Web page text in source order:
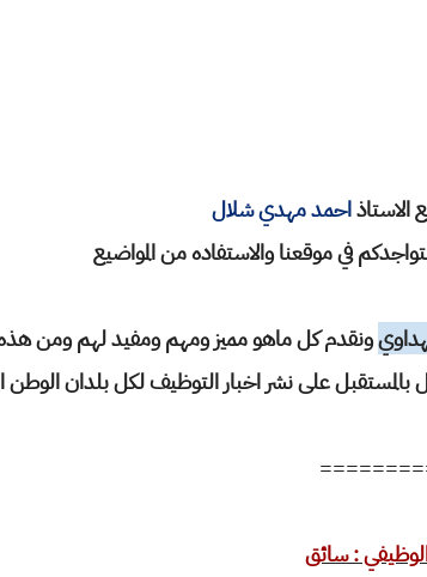
الاستاذاحمد مهدي شلال
في موقعنا والاستفاده من المواضيع
ونقدم كل ماهو مميز ومهم ومفيد لهم ومن هذه
بالمستقبل على نشر اخبار التوظيف لكل بلدان الوطن
: سائق